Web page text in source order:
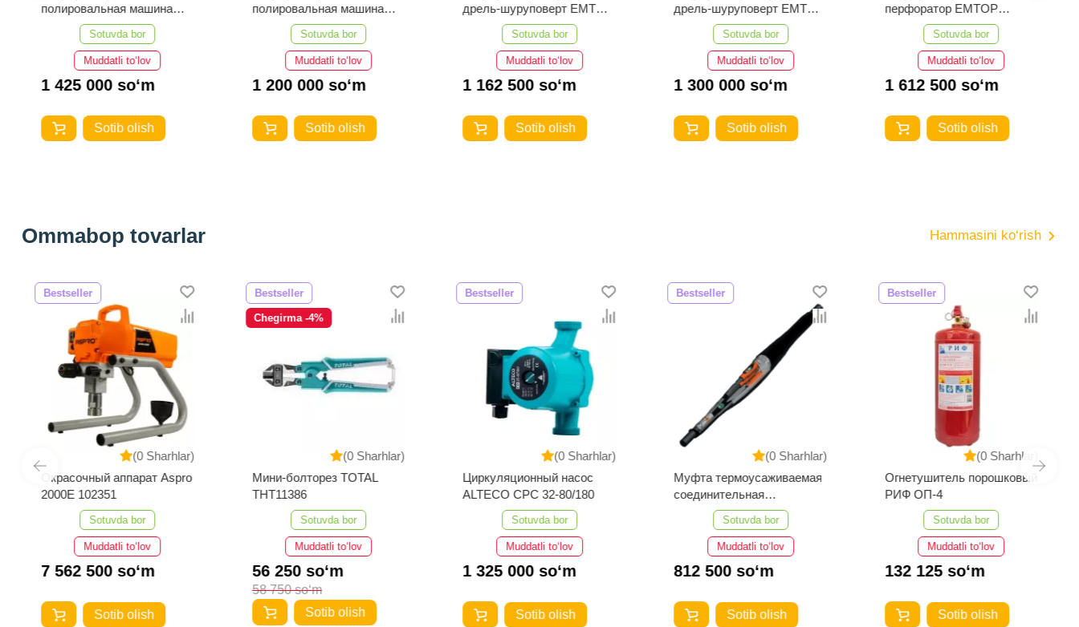
полировальная машина
EMTOP ELAP20158
Sotuvda bor
Muddatli to‘lov
1 425 000 so‘m
Sotib olish
полировальная машина
EMTOP ELAP20188
Sotuvda bor
Muddatli to‘lov
1 200 000 so‘m
Sotib olish
дрель-шуруповерт EMTOP
ECIDL208682
Sotuvda bor
Muddatli to‘lov
1 162 500 so‘m
Sotib olish
дрель-шуруповерт EMTOP
ECIDL429982
Sotuvda bor
Muddatli to‘lov
1 300 000 so‘m
Sotib olish
перфоратор EMTOP
ELRH202862
Sotuvda bor
Muddatli to‘lov
1 612 500 so‘m
Sotib olish
Ommabop tovarlar Hammasini ko‘rish
(0 Sharhlar)
Bestseller
Окрасочный аппарат Aspro
2000E 102351
Sotuvda bor
Muddatli to‘lov
7 562 500 so‘m
Sotib olish
(0 Sharhlar)
Bestseller
Chegirma -4%
Мини-болторез TOTAL
THT11386
Sotuvda bor
Muddatli to‘lov
56 250 so‘m
58 750 so‘m
Sotib olish
(0 Sharhlar)
Bestseller
Циркуляционный насос
ALTECO CPC 32-80/180
Sotuvda bor
Muddatli to‘lov
1 325 000 so‘m
Sotib olish
(0 Sharhlar)
Bestseller
Муфта термоусаживаемая
соединительная
3СТп-10У-35...50
Sotuvda bor
Muddatli to‘lov
812 500 so‘m
Sotib olish
(0 Sharhlar)
Bestseller
Огнетушитель порошковый
РИФ ОП-4
Sotuvda bor
Muddatli to‘lov
132 125 so‘m
Sotib olish